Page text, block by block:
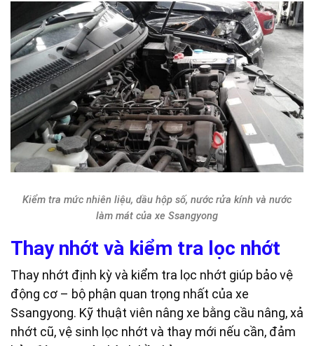
Kiểm tra mức nhiên liệu, dầu hộp số, nước rửa kính và nước
làm mát của xe Ssangyong
Thay nhớt và kiểm tra lọc nhớt
Thay nhớt định kỳ và kiểm tra lọc nhớt giúp bảo vệ
động cơ – bộ phận quan trọng nhất của xe
Ssangyong. Kỹ thuật viên nâng xe bằng cầu nâng, xả
nhớt cũ, vệ sinh lọc nhớt và thay mới nếu cần, đảm